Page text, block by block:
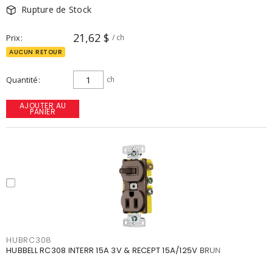
Rupture de Stock
Prix 21,62 $ / ch
AUCUN RETOUR
Quantité ch
AJOUTER AU
PANIER
HUBRC308
HUBBELL RC308 INTERR 15A 3V & RECEPT 15A/125V BRUN